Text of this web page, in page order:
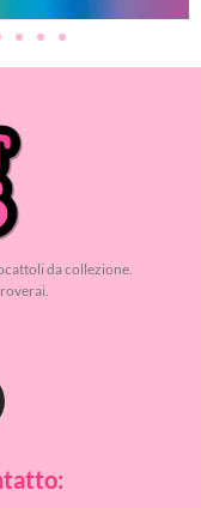
da collezione.